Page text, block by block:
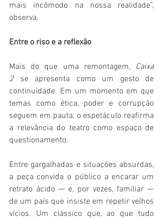
mais incômodo na nossa realidade”,
observa.
Entre o riso e a reflexão
Mais do que uma remontagem, Caixa
2 se apresenta como um gesto de
continuidade. Em um momento em que
temas como ética, poder e corrupção
seguem em pauta, o espetáculo reafirma
a relevância do teatro como espaço de
questionamento.
Entre gargalhadas e situações absurdas,
a peça convida o público a encarar um
retrato ácido — e, por vezes, familiar —
de um país que insiste em repetir velhos
vícios. Um clássico que, ao que tudo